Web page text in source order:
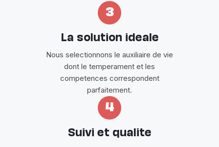
3
La solution ideale
Nous selectionnons le auxiliaire de vie
dont le temperament et les
competences correspondent
parfaitement.
4
Suivi et qualite